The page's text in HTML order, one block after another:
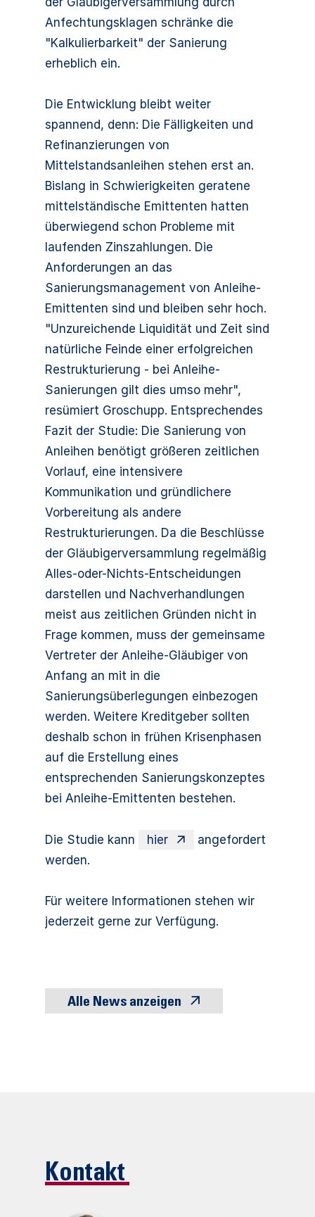
Anfechtungsklagen schränke die
"Kalkulierbarkeit" der Sanierung
erheblich ein.
Die Entwicklung bleibt weiter
spannend, denn: Die Fälligkeiten und
Refinanzierungen von
Mittelstandsanleihen stehen erst an.
Bislang in Schwierigkeiten geratene
mittelständische Emittenten hatten
überwiegend schon Probleme mit
laufenden Zinszahlungen. Die
Anforderungen an das
Sanierungsmanagement von Anleihe-
Emittenten sind und bleiben sehr hoch.
"Unzureichende Liquidität und Zeit sind
natürliche Feinde einer erfolgreichen
Restrukturierung - bei Anleihe-
Sanierungen gilt dies umso mehr",
resümiert Groschupp. Entsprechendes
Fazit der Studie: Die Sanierung von
Anleihen benötigt größeren zeitlichen
Vorlauf, eine intensivere
Kommunikation und gründlichere
Vorbereitung als andere
Restrukturierungen. Da die Beschlüsse
der Gläubigerversammlung regelmäßig
Alles-oder-Nichts-Entscheidungen
darstellen und Nachverhandlungen
meist aus zeitlichen Gründen nicht in
Frage kommen, muss der gemeinsame
Vertreter der Anleihe-Gläubiger von
Anfang an mit in die
Sanierungsüberlegungen einbezogen
werden. Weitere Kreditgeber sollten
deshalb schon in frühen Krisenphasen
auf die Erstellung eines
entsprechenden Sanierungskonzeptes
bei Anleihe-Emittenten bestehen.
Die Studie kann hier
angefordert
werden.
Für weitere Informationen stehen wir
jederzeit gerne zur Verfügung.
Alle News anzeigen
Kontakt